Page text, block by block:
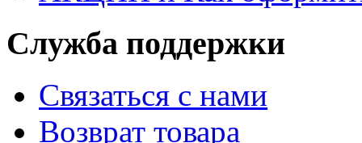
Служба поддержки
Связаться с нами
Возврат товара